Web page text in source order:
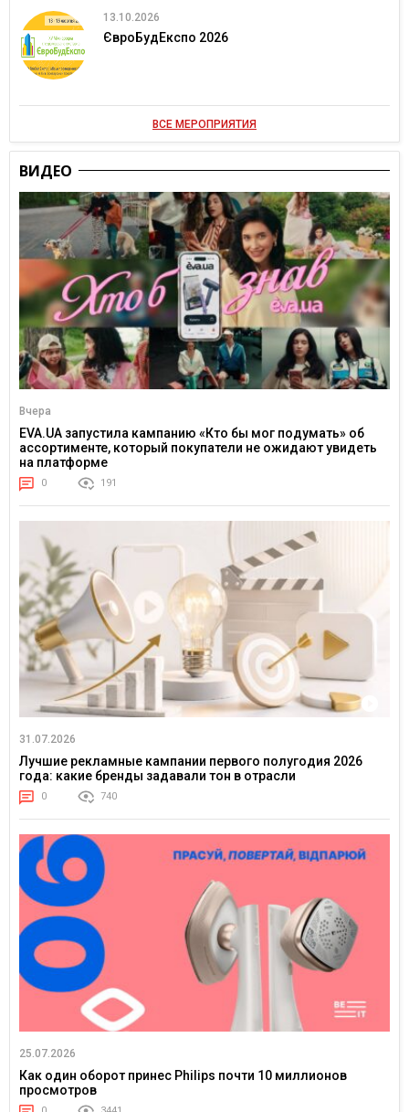
13.10.2026
ЄвроБудЕкспо 2026
ВСЕ МЕРОПРИЯТИЯ
ВИДЕО
Вчера
EVA.UA запустила кампанию «Кто бы мог подумать» об
ассортименте, который покупатели не ожидают увидеть
на платформе
0 191
31.07.2026
Лучшие рекламные кампании первого полугодия 2026
года: какие бренды задавали тон в отрасли
0 740
25.07.2026
Как один оборот принес Philips почти 10 миллионов
просмотров